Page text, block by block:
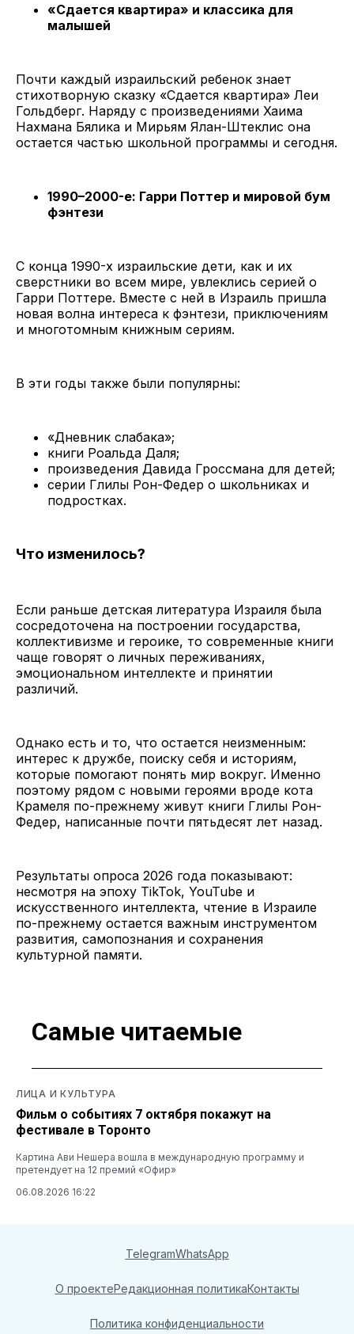
«Сдается квартира» и классика для
малышей
Почти каждый израильский ребенок знает
стихотворную сказку «Сдается квартира» Леи
Гольдберг. Наряду с произведениями Хаима
Нахмана Бялика и Мирьям Ялан-Штеклис она
остается частью школьной программы и сегодня.
1990–2000-е: Гарри Поттер и мировой бум
фэнтези
С конца 1990-х израильские дети, как и их
сверстники во всем мире, увлеклись серией о
Гарри Поттере. Вместе с ней в Израиль пришла
новая волна интереса к фэнтези, приключениям
и многотомным книжным сериям.
В эти годы также были популярны:
«Дневник слабака»;
книги Роальда Даля;
произведения Давида Гроссмана для детей;
серии Глилы Рон-Федер о школьниках и
подростках.
Что изменилось?
Если раньше детская литература Израиля была
сосредоточена на построении государства,
коллективизме и героике, то современные книги
чаще говорят о личных переживаниях,
эмоциональном интеллекте и принятии
различий.
Однако есть и то, что остается неизменным:
интерес к дружбе, поиску себя и историям,
которые помогают понять мир вокруг. Именно
поэтому рядом с новыми героями вроде кота
Крамеля по-прежнему живут книги Глилы Рон-
Федер, написанные почти пятьдесят лет назад.
Результаты опроса 2026 года показывают:
несмотря на эпоху TikTok, YouTube и
искусственного интеллекта, чтение в Израиле
по-прежнему остается важным инструментом
развития, самопознания и сохранения
культурной памяти.
Самые читаемые
ЛИЦА И КУЛЬТУРА
Фильм о событиях 7 октября покажут на
фестивале в Торонто
Картина Ави Нешера вошла в международную программу и
претендует на 12 премий «Офир»
06.08.2026 16:22
TelegramWhatsApp
О проектеРедакционная политикаКонтакты
Политика конфиденциальности